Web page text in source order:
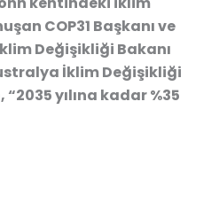
COP31 Başkanı ve
Değişikliği Bakanı
İklim Değişikliği
yılına kadar %35